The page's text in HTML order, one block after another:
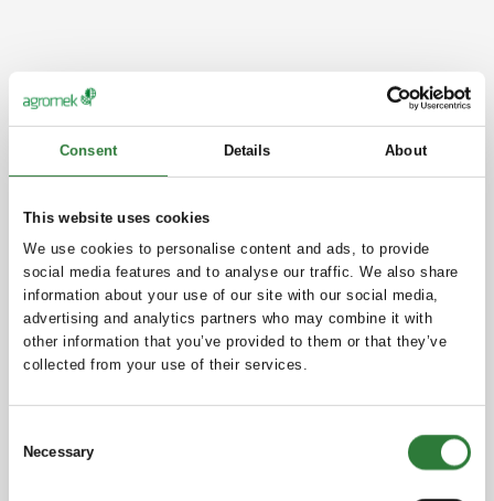
Consent Details About
This website uses cookies
We use cookies to personalise content and ads, to provide
social media features and to analyse our traffic. We also share
information about your use of our site with our social media,
advertising and analytics partners who may combine it with
other information that you’ve provided to them or that they’ve
collected from your use of their services.
Selection
Necessary